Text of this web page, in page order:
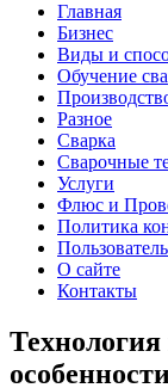
Главная
Бизнес
Виды и
Обучение
Разное
Сварка
Сварочные
Услуги
Флюс и
Политика
О сайте
Контакты